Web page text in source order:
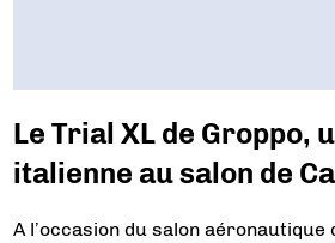
Le Trial XL de Groppo,
italienne au salon de
A l’occasion du salon aéronautique